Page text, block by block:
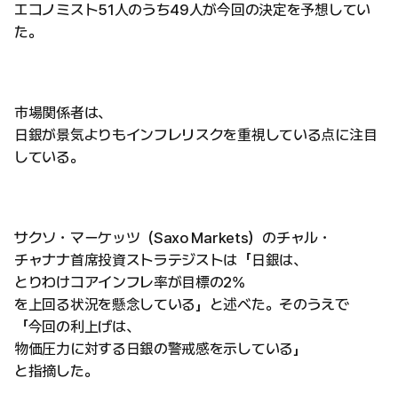
エコノミスト51人のうち49人が今回の決定を予想してい
た。
市場関係者は、
日銀が景気よりもインフレリスクを重視している点に注目
している。
サクソ・マーケッツ（Saxo Markets）のチャル・
チャナナ首席投資ストラテジストは「日銀は、
とりわけコアインフレ率が目標の2%
を上回る状況を懸念している」と述べた。そのうえで
「今回の利上げは、
物価圧力に対する日銀の警戒感を示している」
と指摘した。